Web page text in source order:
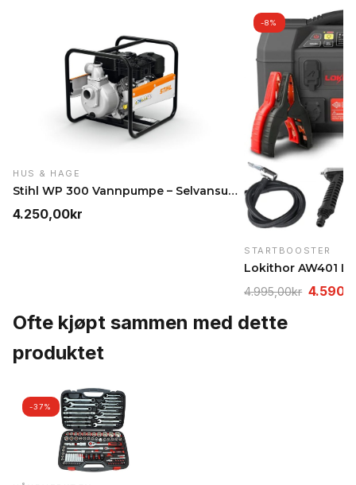
HUS & HAGE
Stihl WP 300 Vannpumpe – Selvansugende, 37 m³/t
4.250,00kr
-8%
STARTBOOSTER
4.995,00kr
Ofte kjøpt sammen med dette
produktet
-37%